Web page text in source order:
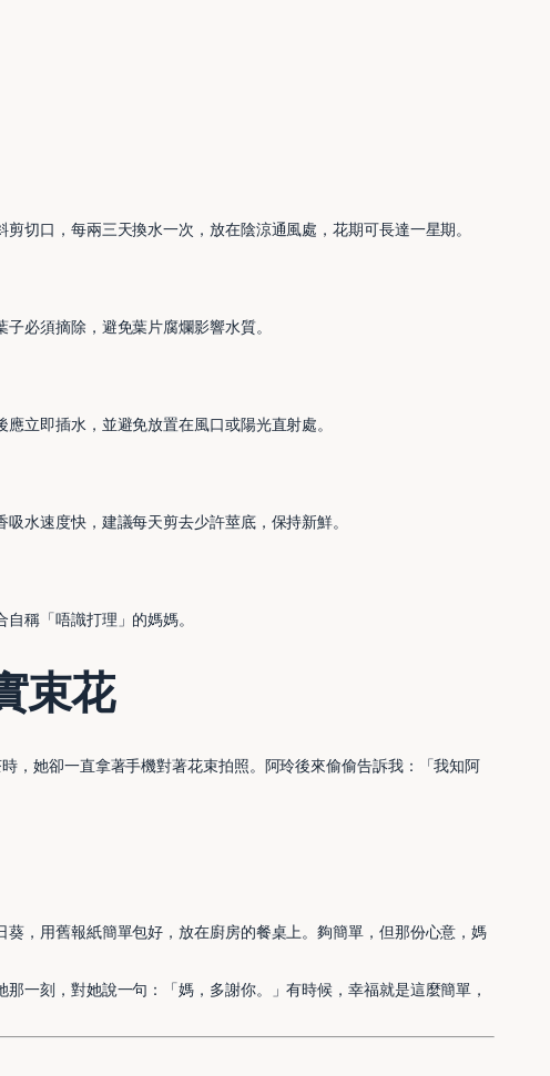
切口，每兩三天換水一次，放在陰涼通風處，花期可長達一星期。
必須摘除，避免葉片腐爛影響水質。
立即插水，並避免放置在風口或陽光直射處。
水速度快，建議每天剪去少許莖底，保持新鮮。
稱「唔識打理」的媽媽。
束花
，她卻一直拿著手機對著花束拍照。阿玲後來偷偷告訴我：「我知阿
，用舊報紙簡單包好，放在廚房的餐桌上。夠簡單，但那份心意，媽
一刻，對她說一句：「媽，多謝你。」有時候，幸福就是這麼簡單，